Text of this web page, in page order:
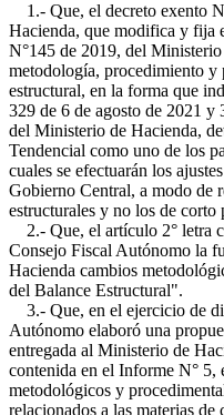
1.- Que, el decreto exento
Hacienda, que modifica y fija
N°145 de 2019, del
metodología, procedimiento
estructural, en la forma que
329 de 6 de agosto de 2021 y
del Ministerio de Hacienda,
Tendencial como uno de los
cuales se efectuarán los
Gobierno Central, a modo de
estructurales y no los de corto
2.- Que, el artículo 2° letra
Consejo Fiscal Autónomo la
Hacienda cambios
del Balance Estructural".
3.- Que, en el ejercicio de
Autónomo elaboró una
entregada al Ministerio de
contenida en el Informe N° 5,
metodológicos y
relacionados a las materias